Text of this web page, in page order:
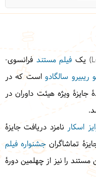
‎) یک فیلم مستند فرانسوی-
ریبیرو سالگادواست که در
جایزهٔ ویژه هیئت داوران در
اسکار نامزد دریافت جایزهٔ
جشنواره فیلم
مستند را نیز از چهلمین دورهٔ